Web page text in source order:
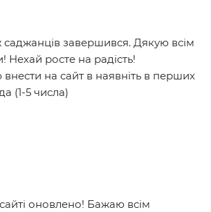
завершився. Дякую всім
Нехай росте на радість!
на сайт в наявніть в перших
(1-5 числа)
оновлено! Бажаю всім